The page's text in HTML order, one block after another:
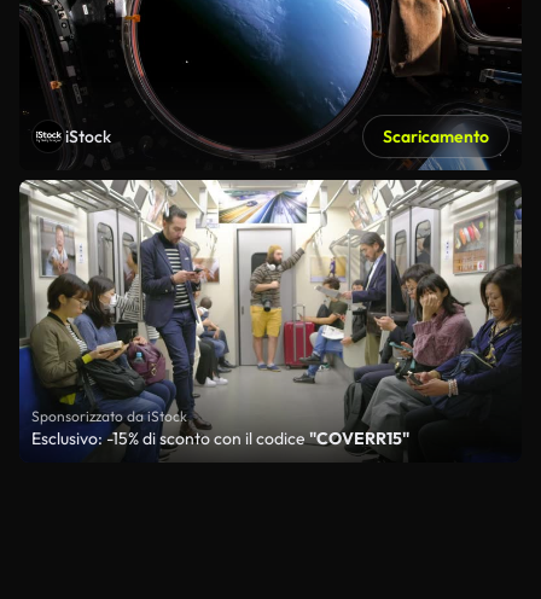
iStock Scaricamento
Sponsorizzato da iStock
Esclusivo: -15% di sconto con il codice"COVERR15"